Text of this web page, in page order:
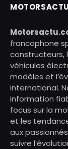
MOTORSACTU
francophone
constructeurs,
véhicules
modèles et
international.
information
focus sur la
et les
aux
suivre